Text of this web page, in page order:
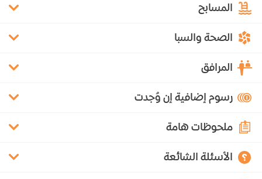
المسابح
الصحة والسبا
المرافق
رسوم إضافية إن وُجدت
ملحوظات هامة
الأسئلة الشائعة